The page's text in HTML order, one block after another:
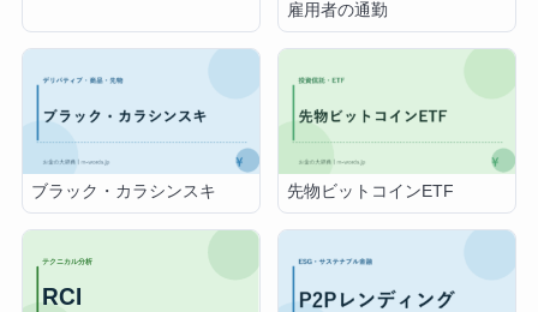
雇用者の通勤
ブラック・カラシンスキ 先物ビットコインETF